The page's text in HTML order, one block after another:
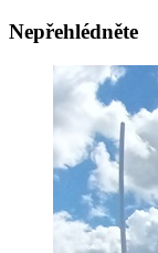
Nepřehlédněte